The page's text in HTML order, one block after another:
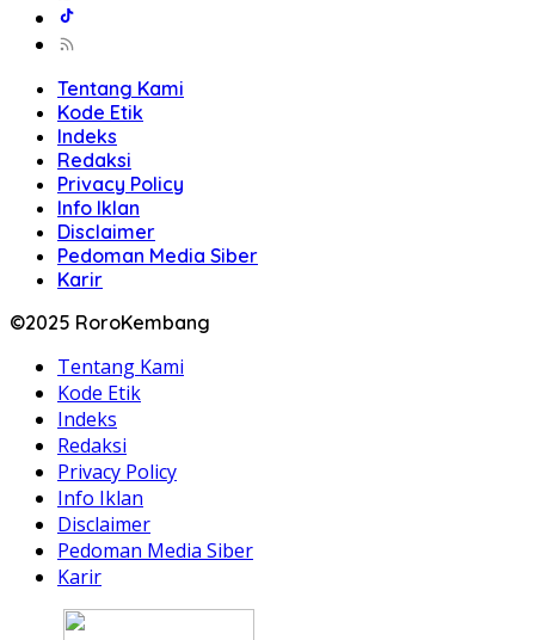
Tentang Kami
Kode Etik
Indeks
Redaksi
Privacy Policy
Info Iklan
Disclaimer
Pedoman Media Siber
Karir
©2025 RoroKembang
Tentang Kami
Kode Etik
Indeks
Redaksi
Privacy Policy
Info Iklan
Disclaimer
Pedoman Media Siber
Karir